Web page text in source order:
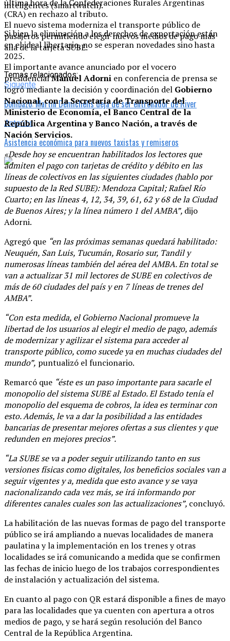
última hora de la Confederaciones Rurales Argentinas
(CRA) en rechazo al tributo.
Si bien la eliminación a los derechos de exportación están
en el ideal libertario, no se esperan novedades sino hasta
2025.
Temas relacionados:
Siguente
Bombazo: Martín Demichelis deja de ser entrenador de River
Anterior
Asistencia económica para nuevos taxistas y remiseros
inteligentes (smartwatch).
El nuevo sistema moderniza el transporte público de
pasajeros permitiendo elegir nuevos medios de pago más
allá de la tarjeta SUBE.
El importante avance anunciado por el vocero
presidencialManuel Adorni en conferencia de prensa se
logró mediante la decisión y coordinación del Gobierno
Nacional, con la Secretaría de Transporte del
Ministerio de Economía, el Banco Central de la
República Argentina y Banco Nación, a través de
Nación Servicios.
«Desde hoy se encuentran habilitados los lectores que
admiten el pago con tarjetas de crédito y débito en las
líneas de colectivos en las siguientes ciudades (hablo por
supuesto de la Red SUBE): Mendoza Capital; Rafael Río
Cuarto; en las líneas 4, 12, 34, 39, 61, 62 y 68 de la Ciudad
de Buenos Aires; y la línea número 1 del AMBA”, dijo
Adorni.
Agregó que “en las próximas semanas quedará habilitado:
Neuquén, San Luis, Tucumán, Rosario sur, Tandil y
numerosas líneas también del aérea del AMBA. En total se
van a actualizar 31 mil lectores de SUBE en colectivos de
más de 60 ciudades del país y en 7 líneas de trenes del
AMBA”.
“Con esta medida, el Gobierno Nacional promueve la
libertad de los usuarios al elegir el medio de pago, además
de modernizar y agilizar el sistema para acceder al
transporte público, como sucede ya en muchas ciudades del
mundo”, puntualizó el funcionario.
Remarcó que “éste es un paso importante para sacarle el
monopolio del sistema SUBE al Estado. El Estado tenía el
monopolio del esquema de cobros, la idea es terminar con
esto. Además, le va a dar la posibilidad a las entidades
bancarias de presentar mejores ofertas a sus clientes y que
redunden en mejores precios”.
“La SUBE se va a poder seguir utilizando tanto en sus
versiones físicas como digitales, los beneficios sociales van a
seguir vigentes y a, medida que esto avance y se vaya
nacionalizando cada vez más, se irá informando por
diferentes canales cuales son las actualizaciones”, concluyó.
La habilitación de las nuevas formas de pago del transporte
público se irá ampliando a nuevas localidades de manera
paulatina y la implementación en los trenes y otras
localidades se irá comunicando a medida que se confirmen
las fechas de inicio luego de los trabajos correspondientes
de instalación y actualización del sistema.
En cuanto al pago con QR estará disponible a fines de mayo
para las localidades que ya cuenten con apertura a otros
medios de pago, y se hará según resolución del Banco
Central de la República Argentina.